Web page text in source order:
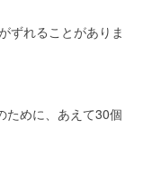
ずれることがありま
ために、あえて30個